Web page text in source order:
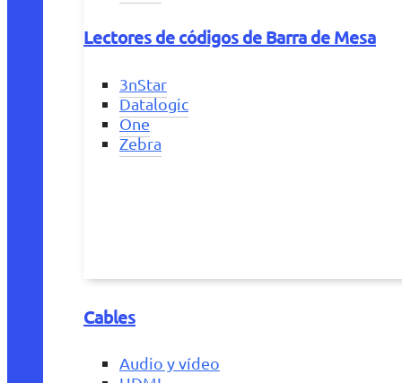
Lectores de códigos de Barra de Mesa
3nStar
Datalogic
One
Zebra
Cables
Audio y vídeo